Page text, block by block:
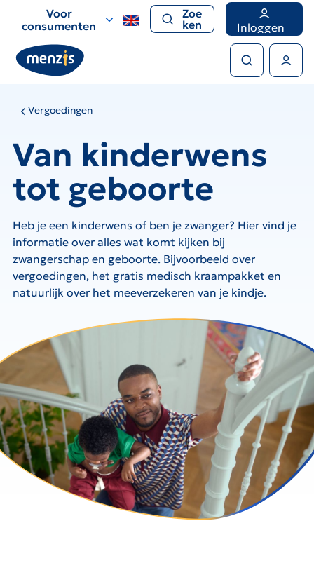
voor
snelle
navigatie
Voor
consumenten
Zoe
ken
Inloggen
Vergoedingen
Van kinderwens
tot geboorte
Heb je een kinderwens of ben je zwanger? Hier vind je
informatie over alles wat komt kijken bij
zwangerschap en geboorte. Bijvoorbeeld over
vergoedingen, het gratis medisch kraampakket en
natuurlijk over het meeverzekeren van je kindje.